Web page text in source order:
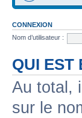
CONNEXION
Nom d’utilisateur :
QUI EST
Au total,
sur le